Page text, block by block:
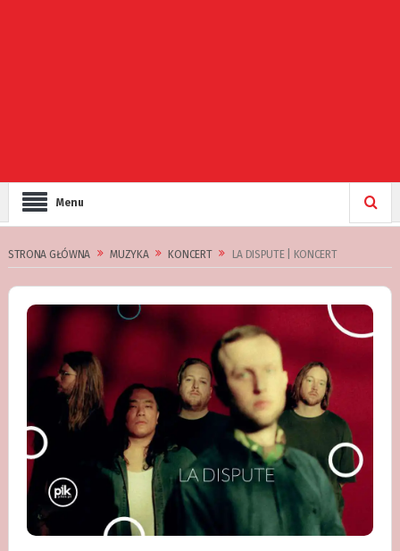
Menu
STRONA GŁÓWNA MUZYKA KONCERT LA DISPUTE | KONCERT